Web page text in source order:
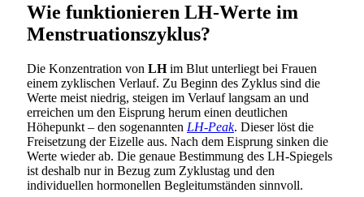
Wie funktionieren LH-Werte im
Menstruationszyklus?
Die Konzentration von LHim Blut unterliegt bei Frauen
einem zyklischen Verlauf. Zu Beginn des Zyklus sind die
Werte meist niedrig, steigen im Verlauf langsam an und
erreichen um den Eisprung herum einen deutlichen
Höhepunkt – den sogenannten LH-Peak. Dieser löst die
Freisetzung der Eizelle aus. Nach dem Eisprung sinken die
Werte wieder ab. Die genaue Bestimmung des LH-Spiegels
ist deshalb nur in Bezug zum Zyklustag und den
individuellen hormonellen Begleitumständen sinnvoll.